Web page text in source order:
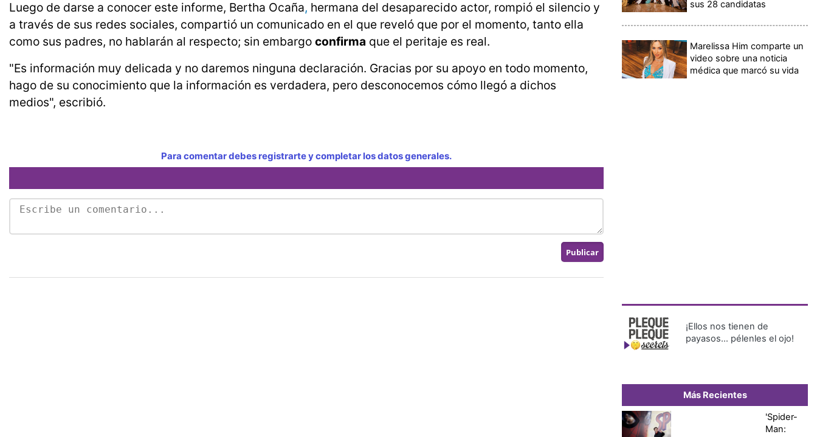
Luego de darse a conocer este informe, Bertha Ocaña, hermana del desaparecido actor, rompió el silencio y
a través de sus redes sociales, compartió un comunicado en el que reveló que por el momento, tanto ella
como sus padres, no hablarán al respecto; sin embargo confirma que el peritaje es real.
"Es información muy delicada y no daremos ninguna declaración. Gracias por su apoyo en todo momento,
hago de su conocimiento que la información es verdadera, pero desconocemos cómo llegó a dichos
medios", escribió.
Para comentar debes registrarte y completar los datos generales.
sus 28 candidatas
Marelissa Him comparte un
video sobre una noticia
médica que marcó su vida
¡Ellos nos tienen de
payasos… pélenles el ojo!
Más Recientes
'Spider-
Man: